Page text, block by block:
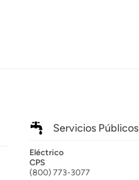
Servicios Públicos
Eléctrico
CPS
(800) 773-3077